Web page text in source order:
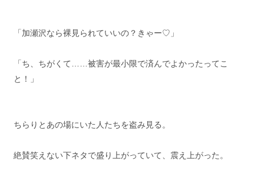
「加瀬沢なら裸見られていいの？きゃー♡」
「ち、ちがくて……被害が最小限で済んでよかったってこ
と！」
ちらりとあの場にいた人たちを盗み見る。
絶賛笑えない下ネタで盛り上がっていて、震え上がった。